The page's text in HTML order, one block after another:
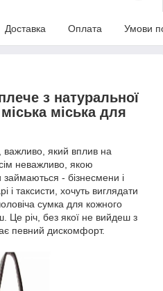
Доставка Оплата Умови
з натуральної
міська для
важливо, який вплив на
неважливо, якою
- бізнесмени і
і таксисти, хочуть виглядати
сумка для кожного
Це річ, без якої не вийдеш з
певний дискомфорт.